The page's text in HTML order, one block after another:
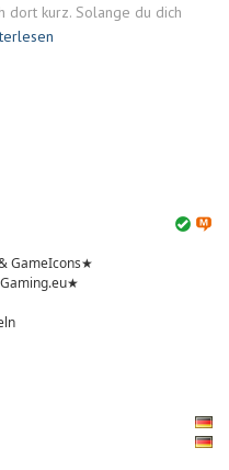
dort kurz. Solange du dich
GameIcons★